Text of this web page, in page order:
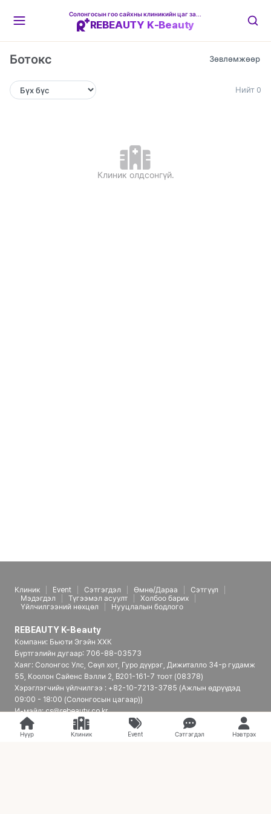
REBEAUTY K-Beauty
Ботокс
Нийт 0
Клиник олдсонгүй.
Клиник Event Сэтгэгдэл Өмнө/Дараа
Сэтгүүл
Мэдэгдэл
Түгээмэл асуулт
Холбоо барих
Үйлчилгээний нөхцөл
Нууцлалын бодлого
REBEAUTY K-Beauty
Компани: Бьюти Эгэйн ХХК
Бүртгэлийн дугаар: 706-88-03573
Хаяг: Солонгос Улс, Сөүл хот, Гуро дүүрэг, Дижиталло 34-р гудамж
55, Коолон Сайенс Вэлли 2, B201-161-7 тоот (08378)
Хэрэглэгчийн үйлчилгээ : +82-10-7213-3785 (Ажлын өдрүүдэд
09:00 - 18:00 (Солонгосын цагаар))
И-мэйл: cs@rebeauty.co.kr
REBEAUTY K-Beauty | Япон үйлчлүүлэгчдэд зориулсан Солонгосын
гоо сайхны эмнэлгийн платформ
Нүүр Клиник Event Сэтгэгдэл Нэвтрэх